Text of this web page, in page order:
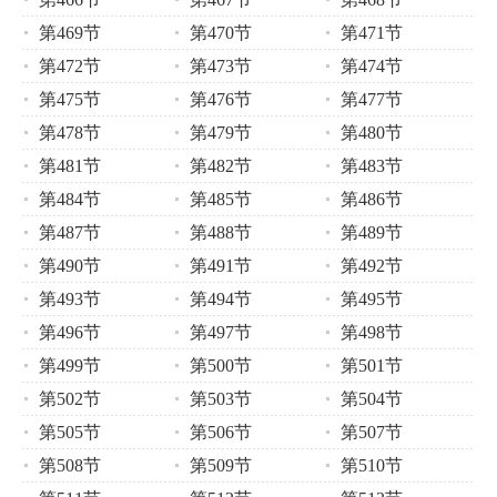
第469节
第470节
第471节
第472节
第473节
第474节
第475节
第476节
第477节
第478节
第479节
第480节
第481节
第482节
第483节
第484节
第485节
第486节
第487节
第488节
第489节
第490节
第491节
第492节
第493节
第494节
第495节
第496节
第497节
第498节
第499节
第500节
第501节
第502节
第503节
第504节
第505节
第506节
第507节
第508节
第509节
第510节